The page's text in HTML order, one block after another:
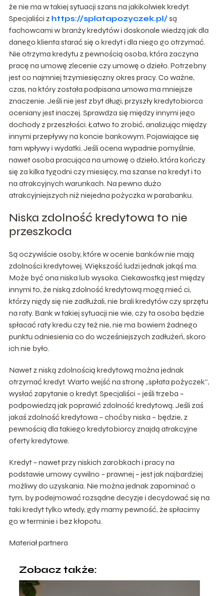
że nie ma w takiej sytuacji szans na jakikolwiek kredyt.
Specjaliści z https://splatapozyczek.pl/ są
fachowcami w branży kredytów i doskonale wiedzą jak dla
danego klienta starać się o kredyt i dla niego go otrzymać.
Nie otrzyma kredytu z pewnością osoba, która zaczyna
pracę na umowę zlecenie czy umowę o dzieło. Potrzebny
jest co najmniej trzymiesięczny okres pracy. Co ważne,
czas, na który została podpisana umowa ma mniejsze
znaczenie. Jeśli nie jest zbyt długi, przyszły kredytobiorca
oceniany jest inaczej. Sprawdza się między innymi jego
dochody z przeszłości. Łatwo to zrobić, analizując między
innymi przepływy na koncie bankowym. Pojawiające się
tam wpływy i wydatki. Jeśli ocena wypadnie pomyślnie,
nawet osoba pracująca na umowę o dzieło, która kończy
się za kilka tygodni czy miesięcy, ma szanse na kredyt i to
na atrakcyjnych warunkach. Na pewno dużo
atrakcyjniejszych niż niejedna pożyczka w parabanku.
Niska zdolność kredytowa to nie
przeszkoda
Są oczywiście osoby, które w ocenie banków nie mają
zdolności kredytowej. Większość ludzi jednak jakąś ma.
Może być ona niska lub wysoka. Ciekawostką jest między
innymi to, że niską zdolność kredytową mogą mieć ci,
którzy nigdy się nie zadłużali, nie brali kredytów czy sprzętu
na raty. Bank w takiej sytuacji nie wie, czy ta osoba będzie
spłacać raty kredu czy też nie, nie ma bowiem żadnego
punktu odniesienia co do wcześniejszych zadłużeń, skoro
ich nie było.
Nawet z niską zdolnością kredytową można jednak
otrzymać kredyt. Warto wejść na stronę „spłata pożyczek”,
wysłać zapytanie o kredyt. Specjaliści – jeśli trzeba –
podpowiedzą jak poprawić zdolność kredytową. Jeśli zaś
jakaś zdolność kredytowa – choćby niska – będzie, z
pewnością dla takiego kredytobiorcy znajdą atrakcyjne
oferty kredytowe.
Kredyt – nawet przy niskich zarobkach i pracy na
podstawie umowy cywilno – prawnej – jest jak najbardziej
możliwy do uzyskania. Nie można jednak zapominać o
tym, by podejmować rozsądne decyzje i decydować się na
taki kredyt tylko wtedy, gdy mamy pewność, że spłacimy
go w terminie i bez kłopotu.
Materiał partnera
Zobacz także: